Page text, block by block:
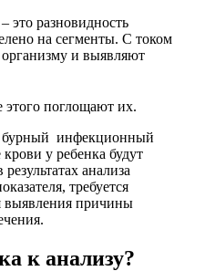
это разновидность
на сегменты. С током
и выявляют
этого поглощают их.
бурный инфекционный
у ребенка будут
анализа
требуется
выявления причины
к анализу?